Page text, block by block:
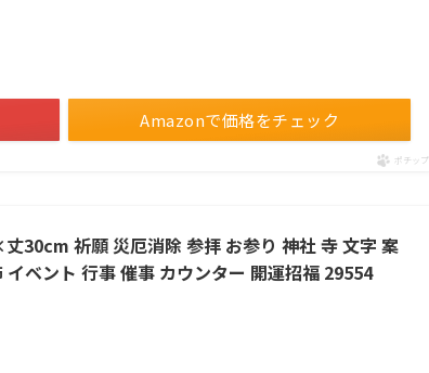
Amazonで価格をチェック
ポチップ
30cm 祈願 災厄消除 参拝 お参り 神社 寺 文字 案
ベント 行事 催事 カウンター 開運招福 29554